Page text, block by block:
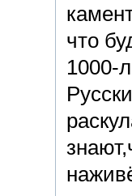
что
1000-